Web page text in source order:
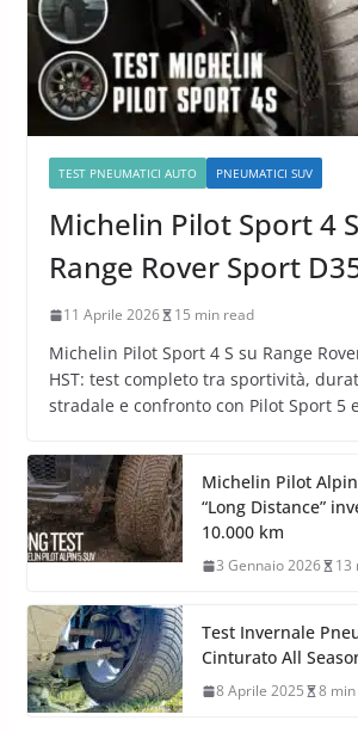
TEST PNEUMATICI AUTO PNEUMATICI SUV
Michelin Pilot Sport 4
Range Rover Sport
11 Aprile 2026 15 min read
Michelin Pilot Sport 4 S su Range
HST: test completo tra sportività,
stradale e confronto con Pilot Sport 5
Michelin Pilot Alpin
“Long Distance”
10.000 km
3 Gennaio 2026 13
Test Invernale
Cinturato All
8 Aprile 2025 8